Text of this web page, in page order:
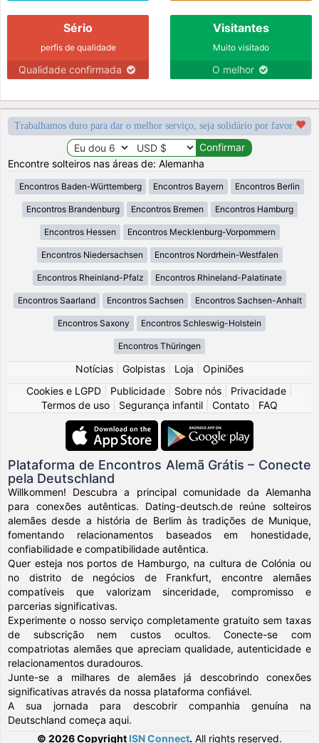
Sério
perfis de qualidade
Qualidade confirmada
Visitantes
Muito visitado
O melhor
Trabalhamos duro para dar o melhor serviço, seja solidário por favor
Encontre solteiros nas áreas de: Alemanha
Encontros Baden-Württemberg Encontros Bayern Encontros Berlin
Encontros Brandenburg Encontros Bremen Encontros Hamburg
Encontros Hessen Encontros Mecklenburg-Vorpommern
Encontros Niedersachsen Encontros Nordrhein-Westfalen
Encontros Rheinland-Pfalz Encontros Rhineland-Palatinate
Encontros Saarland Encontros Sachsen Encontros Sachsen-Anhalt
Encontros Saxony Encontros Schleswig-Holstein
Encontros Thüringen
Notícias Golpistas Loja
Opiniões
Cookies e LGPD
Publicidade Sobre nós Privacidade
Termos de uso
Segurança infantil Contato FAQ
Plataforma de Encontros Alemã Grátis – Conecte
pela Deutschland
Willkommen! Descubra a principal comunidade da Alemanha
para conexões autênticas. Dating-deutsch.de reúne solteiros
alemães desde a história de Berlim às tradições de Munique,
fomentando relacionamentos baseados em honestidade,
confiabilidade e compatibilidade autêntica.
Quer esteja nos portos de Hamburgo, na cultura de Colónia ou
no distrito de negócios de Frankfurt, encontre alemães
compatíveis que valorizam sinceridade, compromisso e
parcerias significativas.
Experimente o nosso serviço completamente gratuito sem taxas
de subscrição nem custos ocultos. Conecte-se com
compatriotas alemães que apreciam qualidade, autenticidade e
relacionamentos duradouros.
Junte-se a milhares de alemães já descobrindo conexões
significativas através da nossa plataforma confiável.
A sua jornada para descobrir companhia genuína na
Deutschland começa aqui.
© 2026 Copyright ISN Connect. All rights reserved.